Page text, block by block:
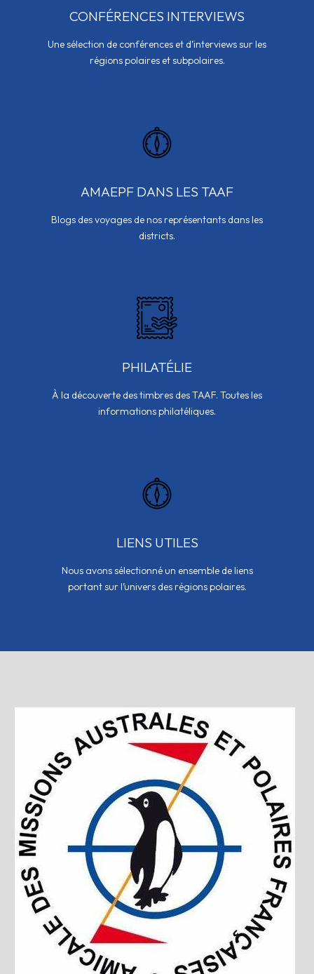
CONFÉRENCES INTERVIEWS
Une sélection de conférences et d’interviews sur les
régions polaires et subpolaires.
AMAEPF DANS LES TAAF
Blogs des voyages de nos représentants dans les
districts.
PHILATÉLIE
À la découverte des timbres des TAAF. Toutes les
informations philatéliques.
LIENS UTILES
Nous avons sélectionné un ensemble de liens
portant sur l’univers des régions polaires.